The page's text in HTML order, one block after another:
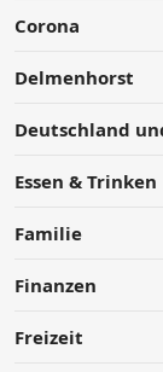
Corona
Delmenhorst
Deutschland
Essen & Trinken
Familie
Finanzen
Freizeit